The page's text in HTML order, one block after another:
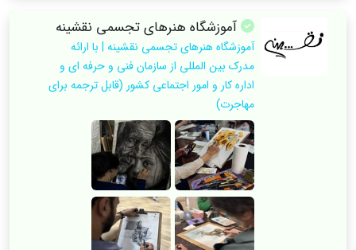
آموزشگاه هنرهای تجسمی نقشینه
آموزشگاه هنرهای تجسمی نقشینه | با ارائه
مدرک بین المللی از سازمان فنی و حرفه ای و
اداره کار و امور اجتماعی کشور (قابل ترجمه برای
مهاجرت)